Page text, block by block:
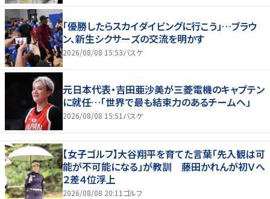
「優勝したらスカイダイビングに行こう」…ブラウ
ン、新生シクサーズの交流を明かす
2026/08/08 15:53バスケ
元日本代表・吉田亜沙美が三菱電機のキャプテン
に就任…「世界で最も結束力のあるチームへ」
2026/08/08 15:51 バスケ
【女子ゴルフ】大谷翔平を育てた言葉「先入観は可
能が不可能になる」が教訓 藤田かれんが初Ｖへ
２差４位浮上
2026/08/08 20:11 ゴルフ